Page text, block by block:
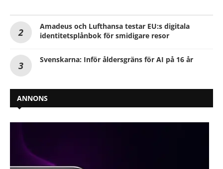
Amadeus och Lufthansa testar EU:s digitala
identitetsplånbok för smidigare resor
Svenskarna: Inför åldersgräns för AI på 16 år
ANNONS